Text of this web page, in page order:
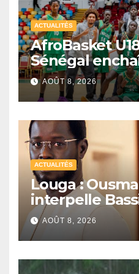
ACTUALITÉS
AfroBasket
Sénégal
quarts de
AOÛT 8, 2026
ACTUALITÉS
Louga :
interpelle
Faye sur la
locales
AOÛT 8, 2026